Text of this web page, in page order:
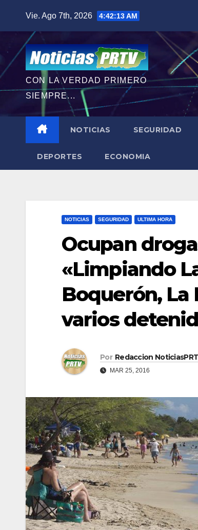
contenido
Vie. Ago 7th, 2026 4:42:15 AM
CON LA VERDAD PRIMERO
SIEMPRE...
NOTICIAS SEGURIDAD
DEPORTES ECONOMIA
NOTICIAS SEGURIDAD ULTIMA HORA
Ocupan
«Limpiando
Boquerón, La
varios
Por Redaccion
MAR 25, 2016